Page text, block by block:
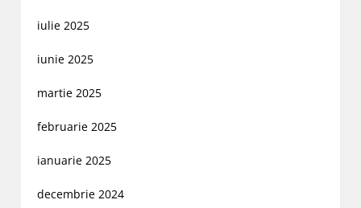
iulie 2025
iunie 2025
martie 2025
februarie 2025
ianuarie 2025
decembrie 2024